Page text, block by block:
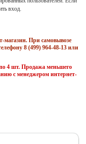
вход.
магазин. При самовывозе
8 (499) 964-48-13 или
4 шт. Продажа меньшего
с менеджером интернет-